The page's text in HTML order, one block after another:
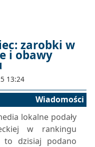
zarobki w
i obawy
13:24
Wiadomości
lokalne podały
w rankingu
dzisiaj podano